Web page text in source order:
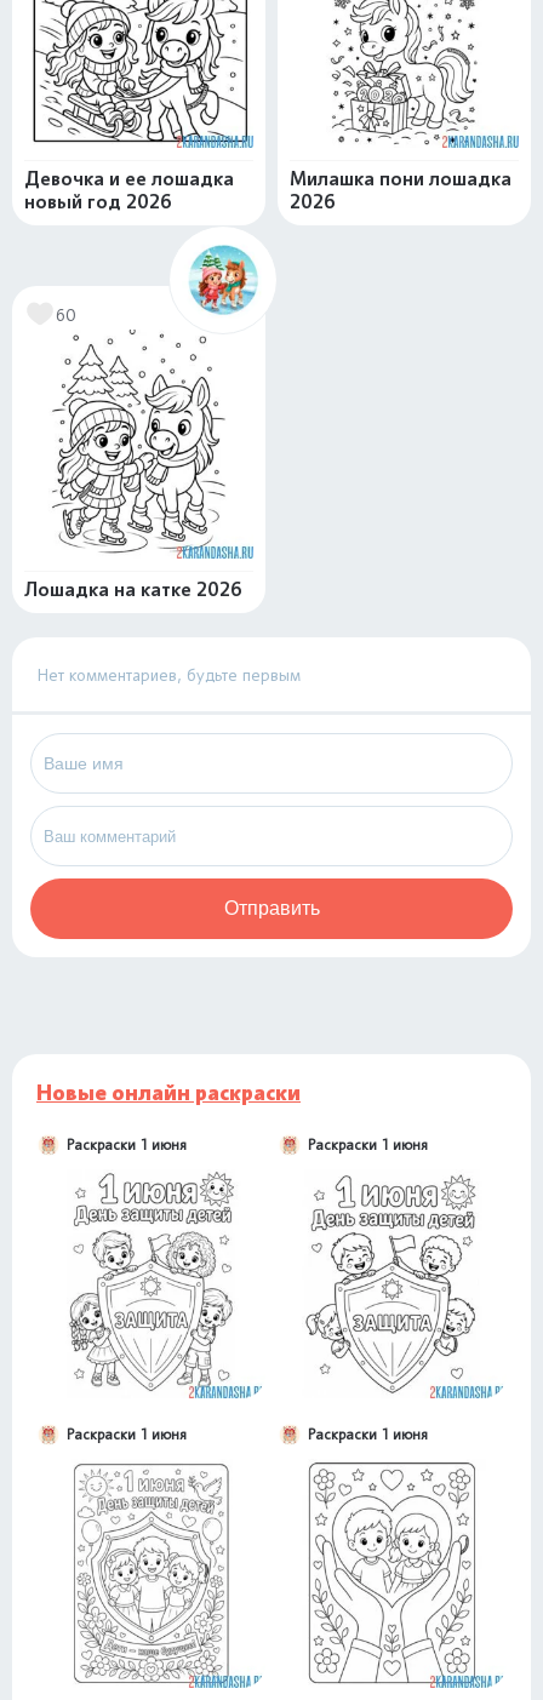
Девочка и ее лошадка
новый год 2026
Милашка пони лошадка
2026
60
Лошадка на катке 2026
Нет комментариев, будьте первым
Отправить
Новые онлайн раскраски
Раскраски 1 июня Раскраски 1 июня
Раскраски 1 июня Раскраски 1 июня